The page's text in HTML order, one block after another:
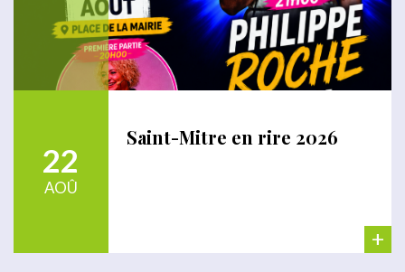
22
AOÛ
Saint-Mitre en rire 2026
+